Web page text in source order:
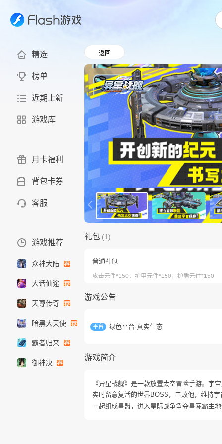
精选
榜单
近期上新
游戏库
月卡福利
背包卡券
客服
游戏推荐
众神大陆
大话仙途
天尊传奇
暗黑大天使
霸者归来
御神决
返回
礼包 (1)
普通礼包
攻击元件*150，护甲元件*150，护盾元件*150
游戏公告
平台 绿色平台·真实生态
游戏简介
《异星战舰》是一款放置太空冒险手游。宇
实时留意复活的世界BOSS，击败他，维持
一起组成星盟，进入星际战争争夺星际霸主